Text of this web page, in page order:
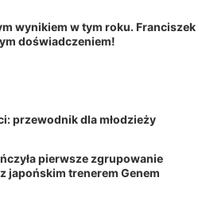
wynikiem w tym roku. Franciszek
doświadczeniem!
przewodnik dla młodzieży
pierwsze zgrupowanie
japońskim trenerem Genem